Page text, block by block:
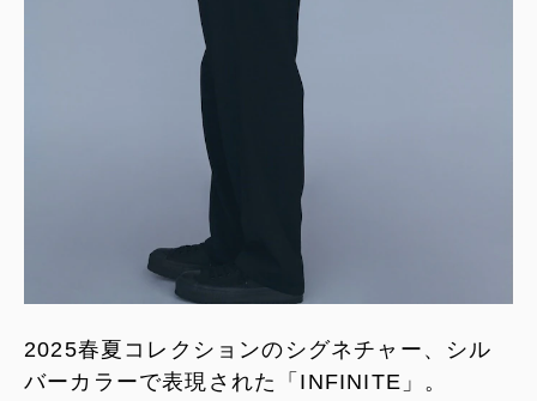
2025春夏コレクションのシグネチャー、シル
バーカラーで表現された「INFINITE」。